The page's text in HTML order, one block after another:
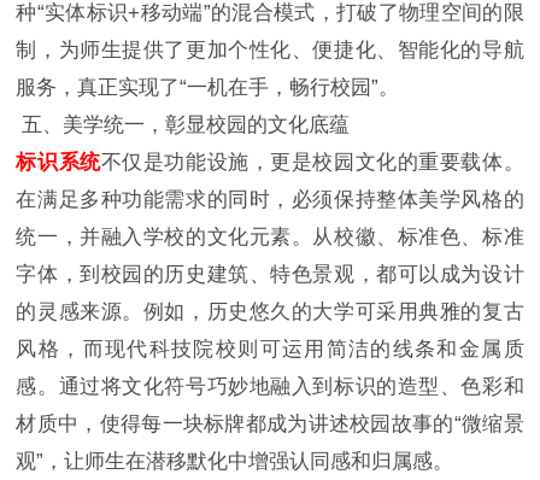
种“实体标识+移动端”的混合模式，打破了物理空间的限
制，为师生提供了更加个性化、便捷化、智能化的导航
服务，真正实现了“一机在手，畅行校园”。
五、美学统一，彰显校园的文化底蕴
标识系统不仅是功能设施，更是校园文化的重要载体。
在满足多种功能需求的同时，必须保持整体美学风格的
统一，并融入学校的文化元素。从校徽、标准色、标准
字体，到校园的历史建筑、特色景观，都可以成为设计
的灵感来源。例如，历史悠久的大学可采用典雅的复古
风格，而现代科技院校则可运用简洁的线条和金属质
感。通过将文化符号巧妙地融入到标识的造型、色彩和
材质中，使得每一块标牌都成为讲述校园故事的“微缩景
观”，让师生在潜移默化中增强认同感和归属感。